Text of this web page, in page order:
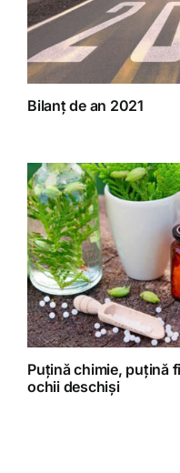
Bilanț de an 2021
Puțină chimie, puțină
ochii deschiși